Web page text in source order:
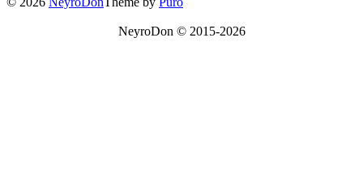
NeyroDon © 2015-2026